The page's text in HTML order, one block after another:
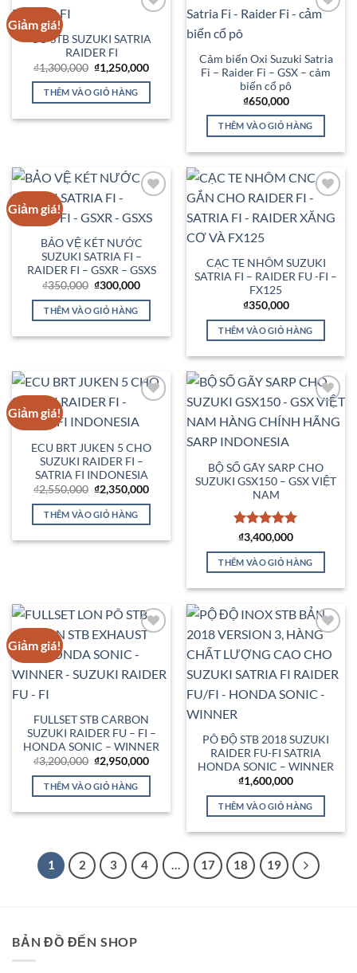
Giảm giá!
Wishlist
CỔ STB SUZUKI SATRIA
RAIDER FI
₫1,300,000 Giá
gốc
là:
₫1,300,000.
₫1,250,000Giá
tại
₫1,250,000.
THÊM VÀO GIỎ HÀNG
Cảm biến Oxi Suzuki Satria
Fi – Raider Fi – GSX – cảm
biến cổ pô
₫650,000
THÊM VÀO GIỎ HÀNG
Giảm giá!
Wishlist
BẢO VỆ KÉT NƯỚC
SUZUKI SATRIA FI –
RAIDER FI – GSXR – GSXS
₫350,000 Giá
là:
₫350,000.
₫300,000Giá
tại
THÊM VÀO GIỎ HÀNG
Wishlist
CẠC TE NHÔM SUZUKI
SATRIA FI – RAIDER FU -FI –
FX125
₫350,000
THÊM VÀO GIỎ HÀNG
Giảm giá!
Wishlist
ECU BRT JUKEN 5 CHO
SUZUKI RAIDER FI –
SATRIA FI INDONESIA
₫2,550,000 Giá
gốc
là:
₫2,550,000.
₫2,350,000Giá
tại
THÊM VÀO GIỎ HÀNG
Add to
Wishlist
BỘ SỐ GÃY SARP CHO
SUZUKI GSX150 – GSX VIỆT
NAM
Được xếp
hạng55
sao
₫3,400,000
THÊM VÀO GIỎ HÀNG
Giảm giá!
Wishlist
FULLSET STB CARBON
SUZUKI RAIDER FU – FI –
HONDA SONIC – WINNER
₫3,200,000 Giá
gốc
là:
₫3,200,000.
₫2,950,000Giá
tại
THÊM VÀO GIỎ HÀNG
Wishlist
PÔ ĐỘ STB 2018 SUZUKI
RAIDER FU-FI SATRIA
HONDA SONIC – WINNER
₫1,600,000
THÊM VÀO GIỎ HÀNG
1 2 3 4 … 17 18 19
BẢN ĐỒ ĐẾN SHOP